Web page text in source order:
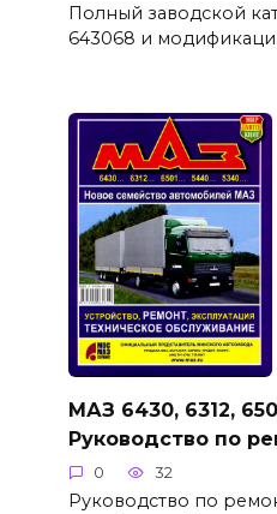
Полный заводской
643068 и
МАЗ 6430, 6312,
Руководство по
0 32
Руководство по